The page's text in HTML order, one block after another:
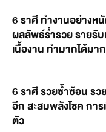
6 ราศี ทำงานอย่างห
ผลลัพธ์ร่ำรวย รายรับ
เนื้องาน ทำมากได้มาก
6 ราศี รวยซ้ำซ้อน รว
อีก สะสมพลังโชค การ
ตัว